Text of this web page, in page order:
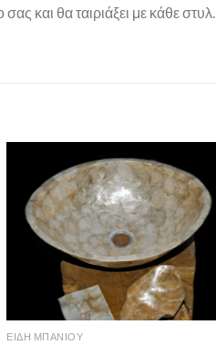
και θα ταιριάξει με κάθε στυλ.
Πρόσθήκη
στην λίστα
επιθυμιών
ΕΙΔΗ ΜΠΑΝΙΟΥ